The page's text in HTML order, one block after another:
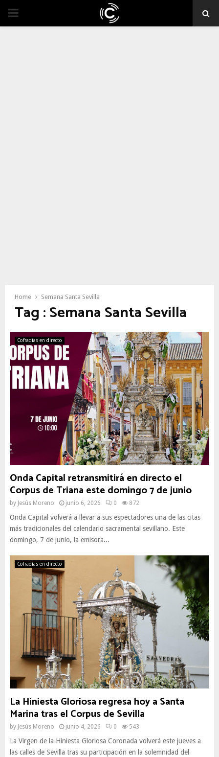
PRIMARY
Home Semana Santa Sevilla
Tag : Semana Santa Sevilla
Cofradías en directo
Onda Capital retransmitirá en directo el
Corpus de Triana este domingo 7 de junio
by Jesús Moreno junio 6, 2026 0 872
Onda Capital volverá a llevar a sus espectadores una de las citas
más tradicionales del calendario sacramental sevillano. Este
domingo, 7 de junio, la emisora...
Cofradías en directo
La Hiniesta Gloriosa regresa hoy a Santa
Marina tras el Corpus de Sevilla
by Jesús Moreno junio 4, 2026 0 543
La Virgen de la Hiniesta Gloriosa Coronada volverá este jueves a
las calles de Sevilla tras su participación en la solemnidad del